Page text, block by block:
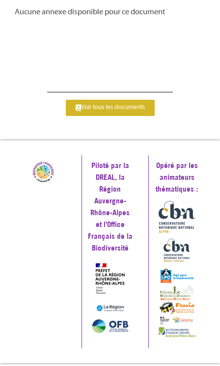
Aucune annexe disponible pour ce document
Voir tous les documents
Piloté par la
DREAL, la
Région
Auvergne-
Rhône-Alpes
et l'Office
Français de la
Biodiversité
Opéré par les
animateurs
thématiques :